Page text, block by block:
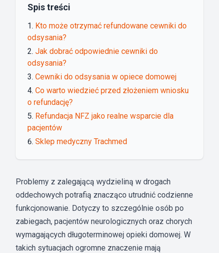
Spis treści
Kto może otrzymać refundowane cewniki do
odsysania?
Jak dobrać odpowiednie cewniki do
odsysania?
Cewniki do odsysania w opiece domowej
Co warto wiedzieć przed złożeniem wniosku
o refundację?
Refundacja NFZ jako realne wsparcie dla
pacjentów
Sklep medyczny Trachmed
Problemy z zalegającą wydzieliną w drogach
oddechowych potrafią znacząco utrudnić codzienne
funkcjonowanie. Dotyczy to szczególnie osób po
zabiegach, pacjentów neurologicznych oraz chorych
wymagających długoterminowej opieki domowej. W
takich sytuacjach ogromne znaczenie mają